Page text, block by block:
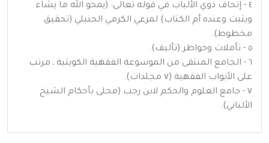
٤ - إتحاف ذوي الألباب في قوله تعالى: (يمحو الله ما يشاء
ويثبت وعنده أم الكتاب) لمرعي الكرمي الحنبلي (تحقيق
مخطوط).
٥ - تأملات وخواطر (تأليف).
٦ - الجامع المنتقى من الموسوعة الفقهية الكويتية ـ مرتب
على الأبواب الفقهية (٧ مجلدات).
٧ - جامع العلوم والحكم لابن رجب (محلى بأحكام الشيخ
الألباني).